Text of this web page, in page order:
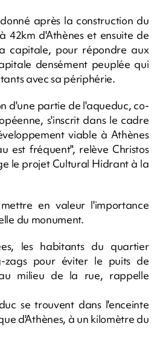
après la construction du
d'Athènes et ensuite de
capitale, pour répondre aux
densément peuplée qui
avec sa périphérie.
d'une partie de l'aqueduc, co-
s'inscrit dans le cadre
viable à Athènes
est fréquent", relève Christos
le projet Cultural Hidrant à la
en valeur l'importance
du monument.
les habitants du quartier
zags pour éviter le puits de
milieu de la rue, rappelle
se trouvent dans l'enceinte
d'Athènes, à un kilomètre du